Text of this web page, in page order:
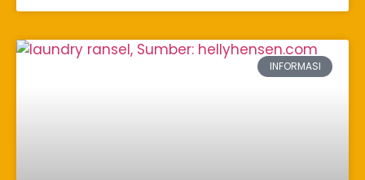
INFORMASI